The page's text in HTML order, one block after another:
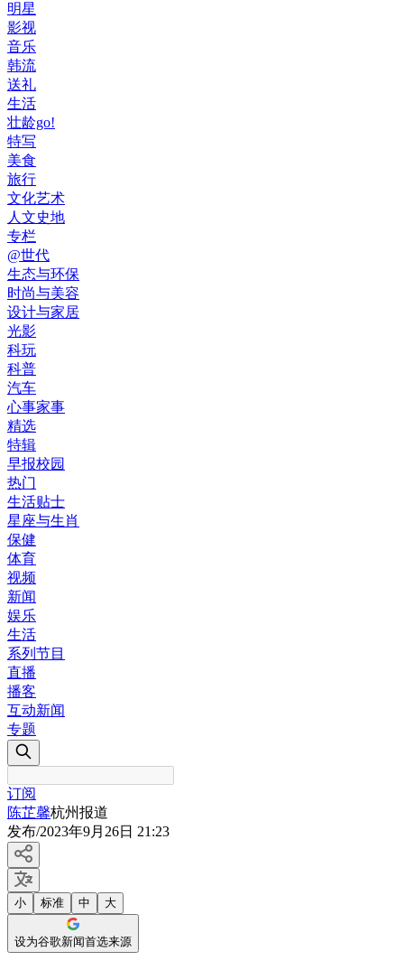
明星
影视
音乐
韩流
送礼
生活
壮龄go!
特写
美食
旅行
文化艺术
人文史地
专栏
@世代
生态与环保
时尚与美容
设计与家居
光影
科玩
科普
汽车
心事家事
精选
特辑
早报校园
热门
生活贴士
星座与生肖
保健
体育
视频
新闻
娱乐
生活
系列节目
直播
播客
互动新闻
专题
订阅
陈芷馨杭州报道
发布/2023年9月26日 21:23
小 标准 中 大
设为谷歌新闻首选来源